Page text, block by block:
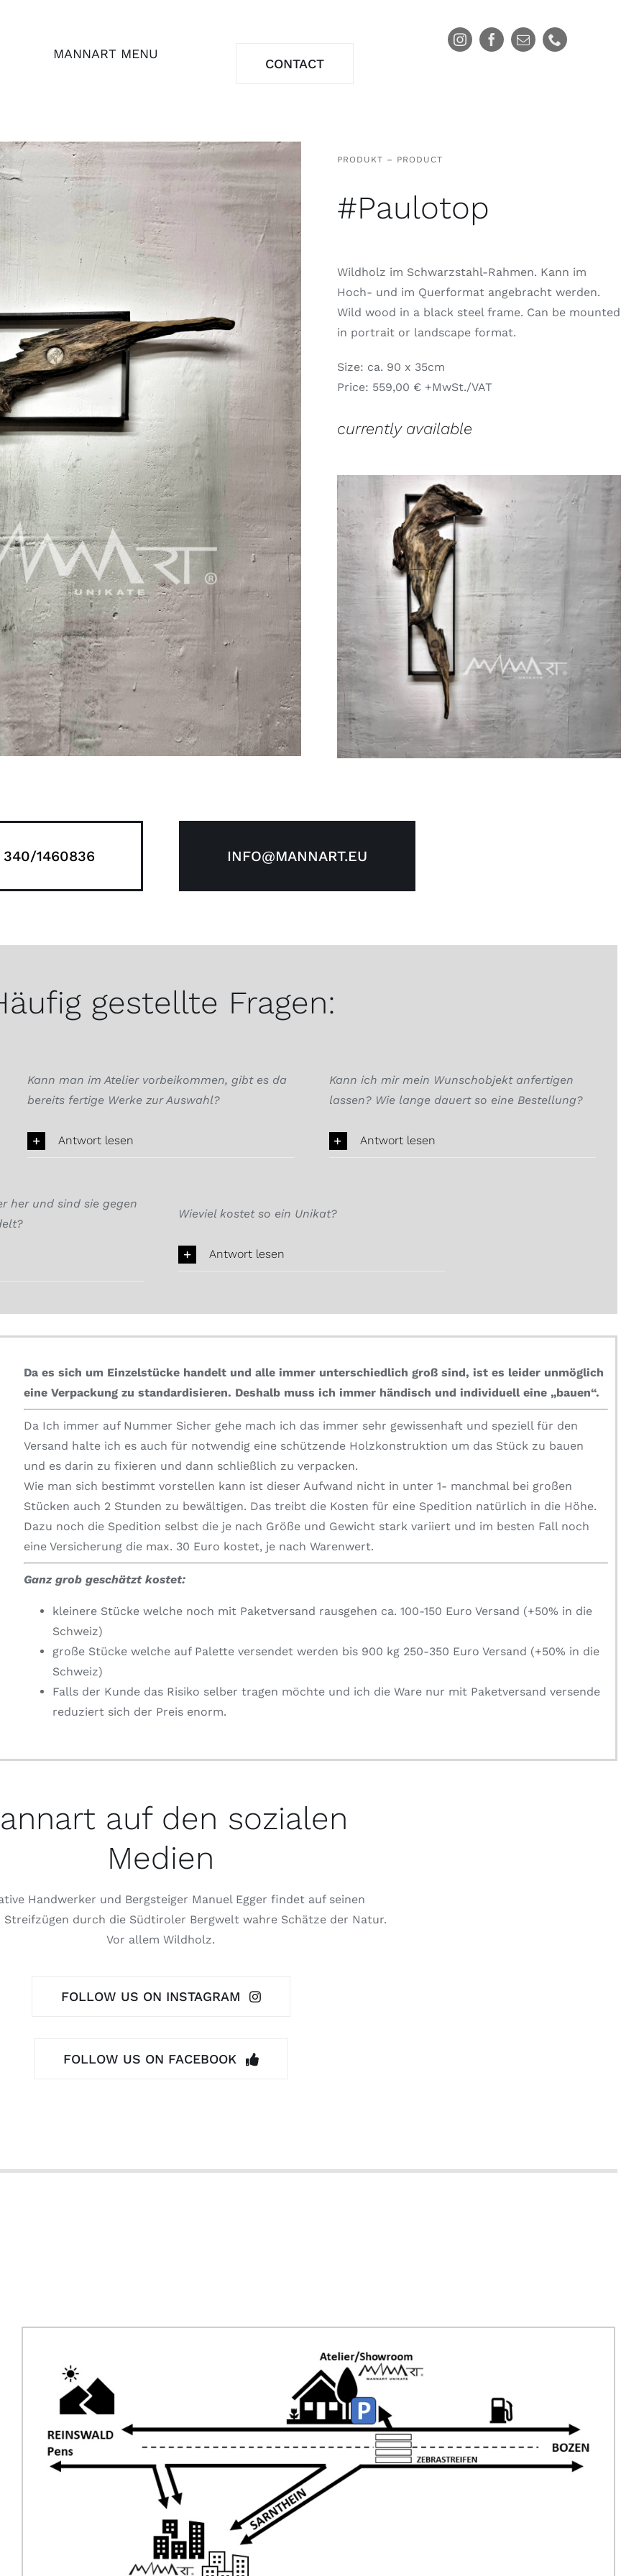
MANNART MENU
CONTACT
PRODUKT – PRODUCT
#Paulotop
Wildholz im Schwarzstahl-Rahmen. Kann im
Hoch- und im Querformat angebracht werden.
Wild wood in a black steel frame. Can be mounted
in portrait or landscape format.
Size: ca. 90 x 35cm
Price: 559,00 € +MwSt./VAT
currently available
1460836 INFO@MANNART.EU
gestellte Fragen:
Kann man im Atelier vorbeikommen, gibt es da
bereits fertige Werke zur Auswahl?
Antwort lesen
Kann ich mir mein Wunschobjekt anfertigen
lassen? Wie lange dauert so eine Bestellung?
Antwort lesen
her und sind sie gegen
Wieviel kostet so ein Unikat?
Antwort lesen
Da es sich um Einzelstücke handelt und alle immer unterschiedlich groß sind, ist es leider unmöglich
eine Verpackung zu standardisieren. Deshalb muss ich immer händisch und individuell eine „bauen“.
Da Ich immer auf Nummer Sicher gehe mach ich das immer sehr gewissenhaft und speziell für den
Versand halte ich es auch für notwendig eine schützende Holzkonstruktion um das Stück zu bauen
und es darin zu fixieren und dann schließlich zu verpacken.
Wie man sich bestimmt vorstellen kann ist dieser Aufwand nicht in unter 1- manchmal bei großen
Stücken auch 2 Stunden zu bewältigen. Das treibt die Kosten für eine Spedition natürlich in die Höhe.
Dazu noch die Spedition selbst die je nach Größe und Gewicht stark variiert und im besten Fall noch
eine Versicherung die max. 30 Euro kostet, je nach Warenwert.
Ganz grob geschätzt kostet:
kleinere Stücke welche noch mit Paketversand rausgehen ca. 100-150 Euro Versand (+50% in die
Schweiz)
große Stücke welche auf Palette versendet werden bis 900 kg 250-350 Euro Versand (+50% in die
Schweiz)
Falls der Kunde das Risiko selber tragen möchte und ich die Ware nur mit Paketversand versende
reduziert sich der Preis enorm.
auf den sozialen
Medien
Handwerker und Bergsteiger Manuel Egger findet auf seinen
Streifzügen durch die Südtiroler Bergwelt wahre Schätze der Natur.
Vor allem Wildholz.
FOLLOW US ON INSTAGRAM
FOLLOW US ON FACEBOOK